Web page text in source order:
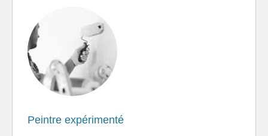
Peintre expérimenté